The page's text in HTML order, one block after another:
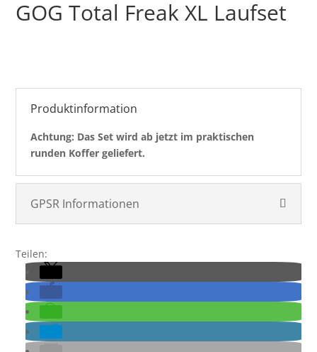
GOG Total Freak XL Laufset
Produktinformation
Achtung: Das Set wird ab jetzt im praktischen
runden Koffer geliefert.
GPSR Informationen
Teilen: